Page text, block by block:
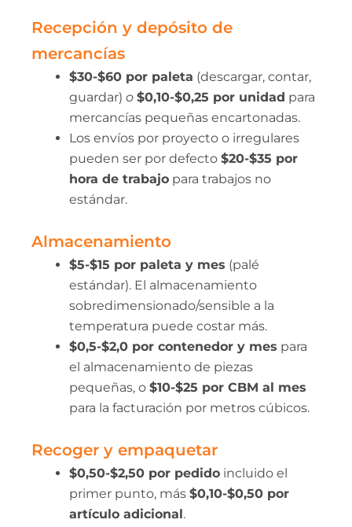
Recepción y depósito de
mercancías
$30-$60 por paleta (descargar, contar,
guardar) o $0,10-$0,25 por unidad para
mercancías pequeñas encartonadas.
Los envíos por proyecto o irregulares
pueden ser por defecto $20-$35 por
hora de trabajopara trabajos no
estándar.
Almacenamiento
$5-$15 por paleta y mes (palé
estándar). El almacenamiento
sobredimensionado/sensible a la
temperatura puede costar más.
$0,5-$2,0 por contenedor y mes para
el almacenamiento de piezas
pequeñas, o $10-$25 por CBM al mes
para la facturación por metros cúbicos.
Recoger y empaquetar
$0,50-$2,50 por pedidoincluido el
primer punto, más $0,10-$0,50 por
artículo adicional.